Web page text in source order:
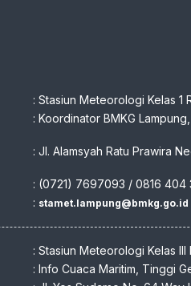
: Stasiun Meteorologi Kelas 1
: Koordinator BMKG
: Jl. Alamsyah Ratu Prawira
: (0721) 7697093 / 0816 404
: stamet.lampung@bmkg.go.id
: Stasiun Meteorologi Kelas III
: Info Cuaca Maritim, Tinggi